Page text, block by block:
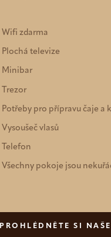
Wifi zdarma
Plochá televize
Minibar
Trezor
Potřeby pro přípravu čaje a
Vysoušeč vlasů
Telefon
Všechny pokoje jsou
PROHLÉDNĚTE SI